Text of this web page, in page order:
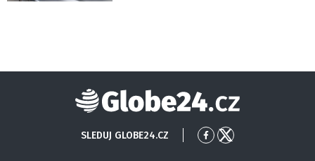
Globe24
SLEDUJ GLOBE24.CZ
PřejítPřejít